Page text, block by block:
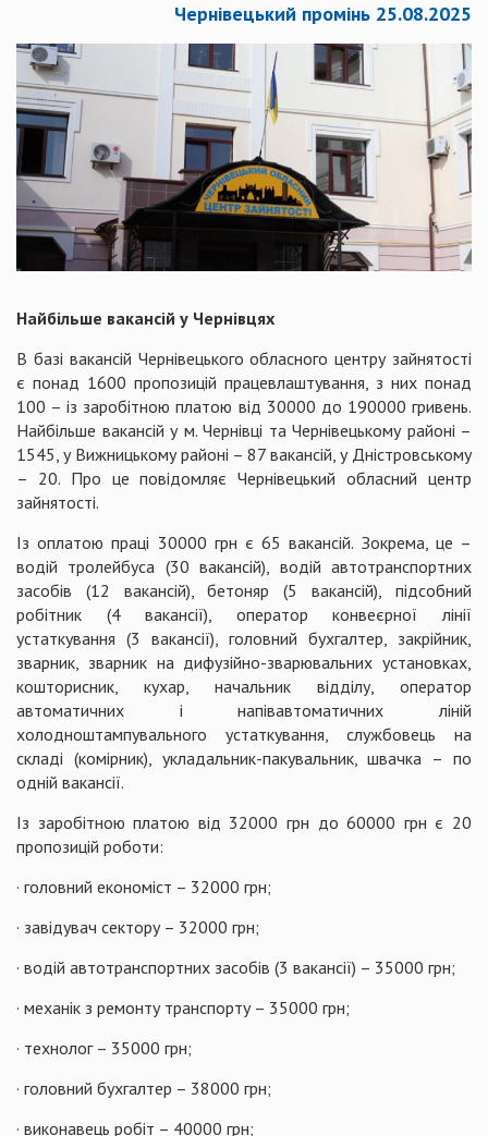
Чернівецький промінь 25.08.2025
Найбільше вакансій у Чернівцях
В базі вакансій Чернівецького обласного центру зайнятості
є понад 1600 пропозицій працевлаштування, з них понад
100 – із заробітною платою від 30000 до 190000 гривень.
Найбільше вакансій у м. Чернівці та Чернівецькому районі –
1545, у Вижницькому районі – 87 вакансій, у Дністровському
– 20. Про це повідомляє Чернівецький обласний центр
зайнятості.
Із оплатою праці 30000 грн є 65 вакансій. Зокрема, це –
водій тролейбуса (30 вакансій), водій автотранспортних
засобів (12 вакансій), бетоняр (5 вакансій), підсобний
робітник (4 вакансії), оператор конвеєрної лінії
устаткування (3 вакансії), головний бухгалтер, закрійник,
зварник, зварник на дифузійно-зварювальних установках,
кошторисник, кухар, начальник відділу, оператор
автоматичних і напівавтоматичних ліній
холодноштампувального устаткування, службовець на
складі (комірник), укладальник-пакувальник, швачка – по
одній вакансії.
Із заробітною платою від 32000 грн до 60000 грн є 20
пропозицій роботи:
· головний економіст – 32000 грн;
· завідувач сектору – 32000 грн;
· водій автотранспортних засобів (3 вакансії) – 35000 грн;
· механік з ремонту транспорту – 35000 грн;
· технолог – 35000 грн;
· головний бухгалтер – 38000 грн;
· виконавець робіт – 40000 грн;